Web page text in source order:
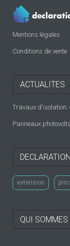
Mentions légales
Conditions de vente
ACTUALITES
Travaux d'isolation.
Panneaux
extension
QUI SOMMES